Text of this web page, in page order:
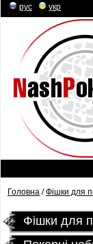
рус укр
Головна /Фішки для
Фішки для